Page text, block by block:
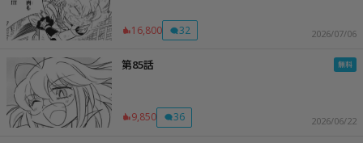
16,800 32 2026/07/06
第85話
9,850 36 2026/06/22